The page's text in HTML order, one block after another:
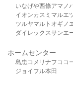
いなげや西條アマノ
イオンカスミ マルエ
ツルヤマルト オギノ
ダイレックスサンエ
ホームセンター
島忠 コメリ ナフコ コ
ジョイフル本田